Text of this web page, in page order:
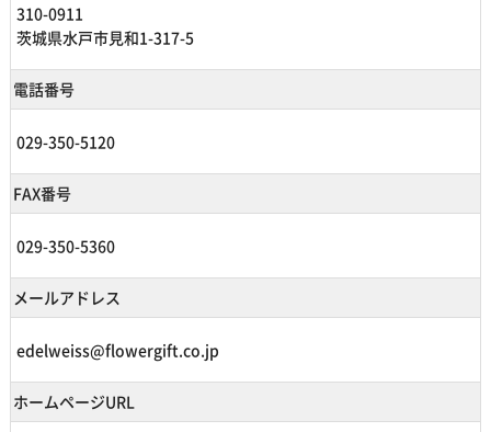
310-0911
茨城県水戸市見和1-317-5
電話番号
029-350-5120
FAX番号
029-350-5360
メールアドレス
edelweiss@flowergift.co.jp
ホームページURL